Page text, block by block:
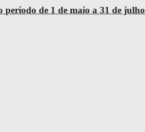
período de 1 de maio a 31 de julho